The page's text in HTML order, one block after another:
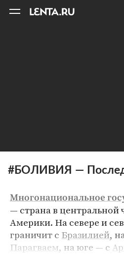
#БОЛИВИЯ —
Многонациональное
— страна в
Америки. На севере и
граничит с Бразилией,
Парагваем, на юге — с